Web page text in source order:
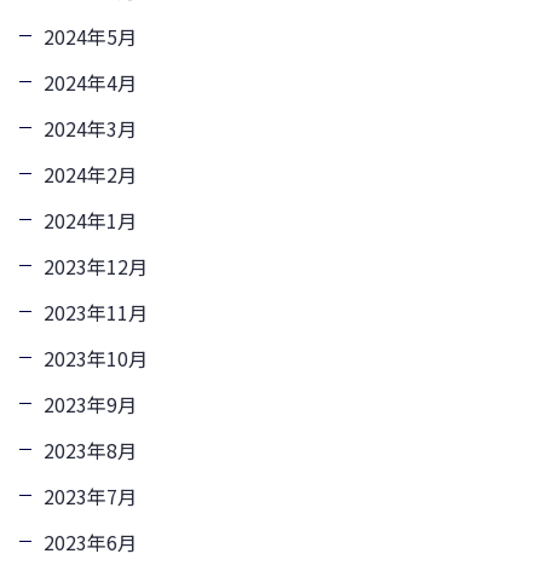
2024年5月
2024年4月
2024年3月
2024年2月
2024年1月
2023年12月
2023年11月
2023年10月
2023年9月
2023年8月
2023年7月
2023年6月